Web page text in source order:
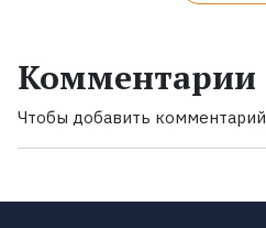
Комментарии
Чтобы добавить